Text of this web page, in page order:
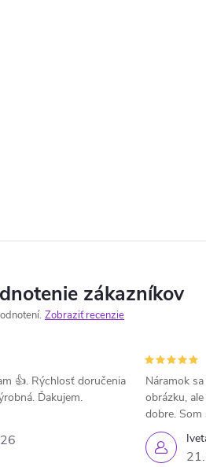
zákazníkov
Zobraziť recenzie
👍. Rýchlosť doručenia
Ďakujem.
Náramok
obrázku,
dobre. Som